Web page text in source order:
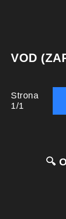
VOD
Strona
1/1
🔍